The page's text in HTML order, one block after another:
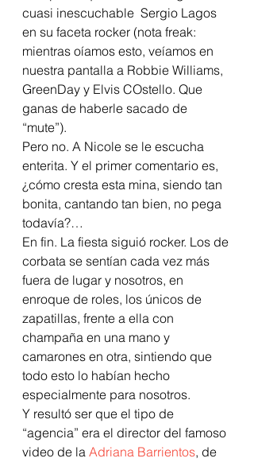
cuasi inescuchable  Sergio Lagos
en su faceta rocker (nota freak:
mientras oíamos esto, veíamos en
nuestra pantalla a Robbie Williams,
GreenDay y Elvis COstello. Que
ganas de haberle sacado de
“mute”).
Pero no. A Nicole se le escucha
enterita. Y el primer comentario es,
¿cómo cresta esta mina, siendo tan
bonita, cantando tan bien, no pega
todavía?…
En fin. La fiesta siguió rocker. Los de
corbata se sentían cada vez más
fuera de lugar y nosotros, en
enroque de roles, los únicos de
zapatillas, frente a ella con
champaña en una mano y
camarones en otra, sintiendo que
todo esto lo habían hecho
especialmente para nosotros.
Y resultó ser que el tipo de
“agencia” era el director del famoso
video de la Adriana Barrientos, de